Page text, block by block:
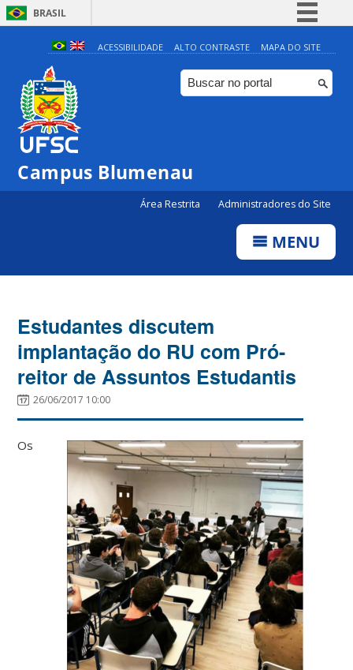
BRASIL
Simplifique!
Comunica BR
Participe
ACESSIBILIDADE ALTO CONTRASTE MAPA DO SITE
Campus Blumenau
Área Restrita Administradores do Site
MENU
Estudantes discutem
implantação do RU com Pró-
reitor de Assuntos Estudantis
26/06/2017 10:00
Os